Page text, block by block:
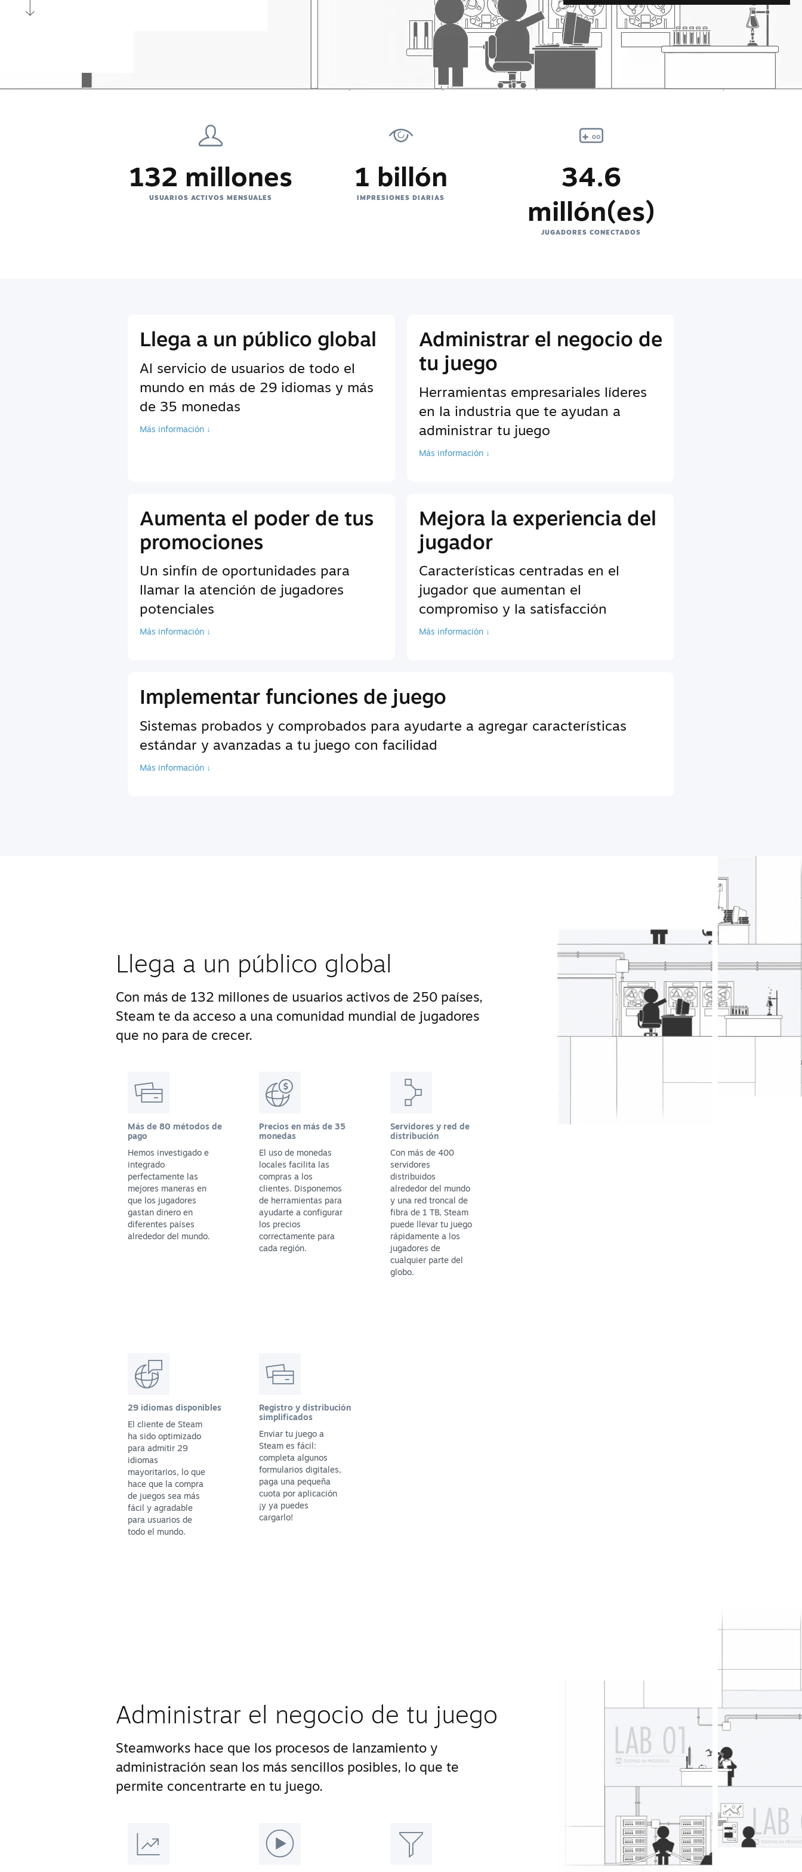
132 millones
USUARIOS ACTIVOS MENSUALES
1 billón
IMPRESIONES DIARIAS
34.6
millón(es)
JUGADORES CONECTADOS
Llega a un público global
Al servicio de usuarios de todo el
mundo en más de 29 idiomas y más
de 35 monedas
Más información ↓
Administrar el negocio de
tu juego
Herramientas empresariales líderes
en la industria que te ayudan a
administrar tu juego
Más información ↓
Aumenta el poder de tus
promociones
Un sinfín de oportunidades para
llamar la atención de jugadores
potenciales
Más información ↓
Mejora la experiencia del
jugador
Características centradas en el
jugador que aumentan el
compromiso y la satisfacción
Más información ↓
Implementar funciones de juego
Sistemas probados y comprobados para ayudarte a agregar características
estándar y avanzadas a tu juego con facilidad
Más información ↓
Llega a un público global
Con más de 132 millones de usuarios activos de 250 países,
Steam te da acceso a una comunidad mundial de jugadores
que no para de crecer.
Más de 80 métodos de
pago
Hemos investigado e
integrado
perfectamente las
mejores maneras en
que los jugadores
gastan dinero en
diferentes países
alrededor del mundo.
Precios en más de 35
monedas
El uso de monedas
locales facilita las
compras a los
clientes. Disponemos
de herramientas para
ayudarte a configurar
los precios
correctamente para
cada región.
Servidores y red de
distribución
Con más de 400
servidores
distribuidos
alrededor del mundo
y una red troncal de
fibra de 1 TB, Steam
puede llevar tu juego
rápidamente a los
jugadores de
cualquier parte del
globo.
29 idiomas disponibles
El cliente de Steam
ha sido optimizado
para admitir 29
idiomas
mayoritarios, lo que
hace que la compra
de juegos sea más
fácil y agradable
para usuarios de
todo el mundo.
Registro y distribución
simplificados
Enviar tu juego a
Steam es fácil:
completa algunos
formularios digitales,
paga una pequeña
cuota por aplicación
¡y ya puedes
cargarlo!
Administrar el negocio de tu juego
Steamworks hace que los procesos de lanzamiento y
administración sean los más sencillos posibles, lo que te
permite concentrarte en tu juego.